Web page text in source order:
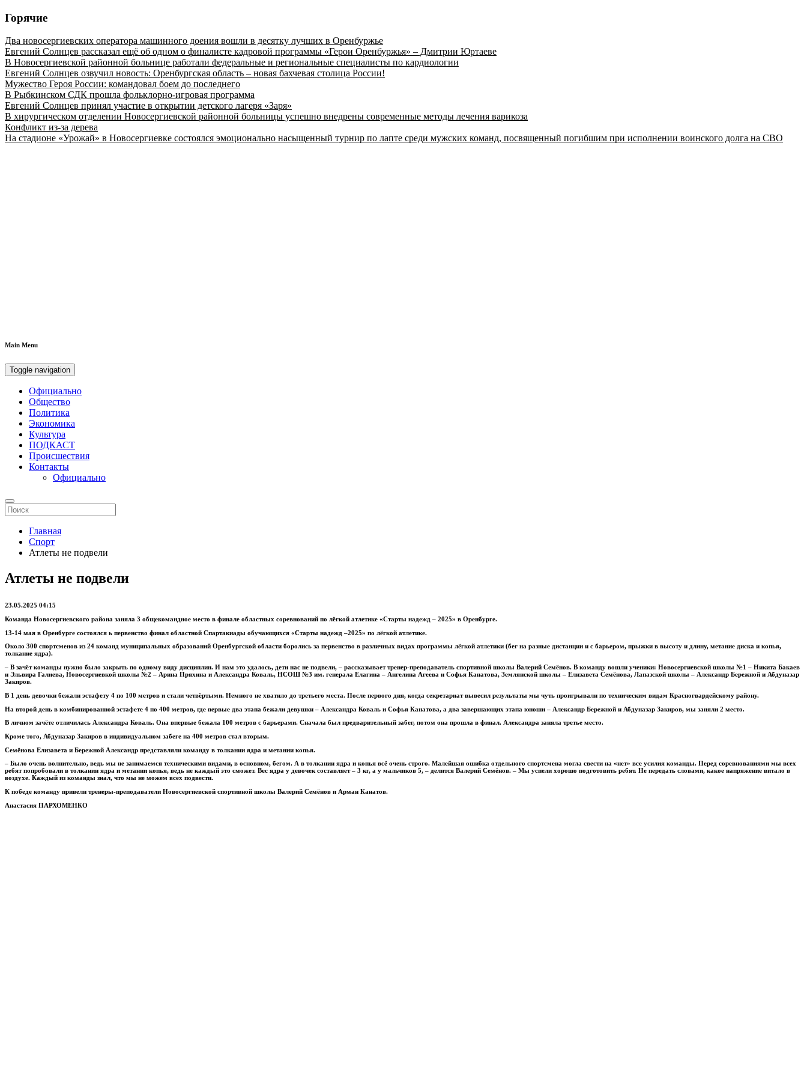
Горячие
Два новосергиевских оператора машинного доения вошли в десятку лучших в Оренбуржье
Евгений Солнцев рассказал ещё об одном о финалисте кадровой программы «Герои Оренбуржья» – Дмитрии Юртаеве
В Новосергиевской районной больнице работали федеральные и региональные специалисты по кардиологии
Евгений Солнцев озвучил новость: Оренбургская область – новая бахчевая столица России!
Мужество Героя России: командовал боем до последнего
В Рыбкинском СДК прошла фольклорно-игровая программа
Евгений Солнцев принял участие в открытии детского лагеря «Заря»
В хирургическом отделении Новосергиевской районной больницы успешно внедрены современные методы лечения варикоза
Конфликт из-за дерева
На стадионе «Урожай» в Новосергиевке состоялся эмоционально насыщенный турнир по лапте среди мужских команд, посвященный погибшим при исполнении воинского долга на СВО
Main Menu
Toggle navigation
Официально
Общество
Политика
Экономика
Культура
ПОДКАСТ
Происшествия
Контакты
Официально
Главная
Спорт
Атлеты не подвели
Атлеты не подвели
23.05.2025 04:15
Команда Новосергиевского района заняла 3 общекомандное место в финале областных соревнований по лёгкой атлетике «Старты надежд – 2025» в Оренбурге.
13-14 мая в Оренбурге состоялся ь первенство финал областной Спартакиады обучающихся «Старты надежд –2025» по лёгкой атлетике.
Около 300 спортсменов из 24 команд муниципальных образований Оренбургской области боролись за первенство в различных видах программы лёгкой атлетики (бег на разные дистанции и с барьером, прыжки в высоту и длину, метание диска и копья,
толкание ядра).
– В зачёт команды нужно было закрыть по одному виду дисциплин. И нам это удалось, дети нас не подвели, – рассказывает тренер-преподаватель спортивной школы Валерий Семёнов. В команду вошли ученики: Новосергиевской школы №1 – Никита Бакаев
и Эльвира Галиева, Новосергиевкой школы №2 – Арина Пряхина и Александра Коваль, НСОШ №3 им. генерала Елагина – Ангелина Агеева и Софья Канатова, Землянской школы – Елизавета Семёнова, Лапазской школы – Александр Бережной и Абдуназар
Закиров.
В 1 день девочки бежали эстафету 4 по 100 метров и стали четвёртыми. Немного не хватило до третьего места. После первого дня, когда секретариат вывесил результаты мы чуть проигрывали по техническим видам Красногвардейскому району.
На второй день в комбинированной эстафете 4 по 400 метров, где первые два этапа бежали девушки – Александра Коваль и Софья Канатова, а два завершающих этапа юноши – Александр Бережной и Абдуназар Закиров, мы заняли 2 место.
В личном зачёте отличилась Александра Коваль. Она впервые бежала 100 метров с барьерами. Сначала был предварительный забег, потом она прошла в финал. Александра заняла третье место.
Кроме того, Абдуназар Закиров в индивидуальном забеге на 400 метров стал вторым.
Семёнова Елизавета и Бережной Александр представляли команду в толкании ядра и метании копья.
– Было очень волнительно, ведь мы не занимаемся техническими видами, в основном, бегом. А в толкании ядра и копья всё очень строго. Малейшая ошибка отдельного спортсмена могла свести на «нет» все усилия команды. Перед соревнованиями мы всех
ребят попробовали в толкании ядра и метании копья, ведь не каждый это сможет. Вес ядра у девочек составляет – 3 кг, а у мальчиков 5, – делится Валерий Семёнов. – Мы успели хорошо подготовить ребят. Не передать словами, какое напряжение витало в
воздухе. Каждый из команды знал, что мы не можем всех подвести.
К победе команду привели тренеры-преподаватели Новосергиевской спортивной школы Валерий Семёнов и Арман Канатов.
Анастасия ПАРХОМЕНКО